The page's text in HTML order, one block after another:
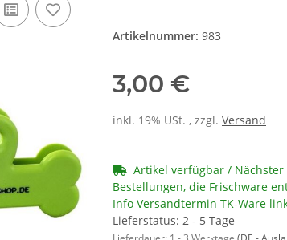
Artikelnummer: 983
3,00 €
inkl. 19% USt. , zzgl. Versand
Artikel verfügbar /
Bestellungen, die Frischware
Info Versandtermin TK-Ware
Lieferstatus: 2 - 5 Tage